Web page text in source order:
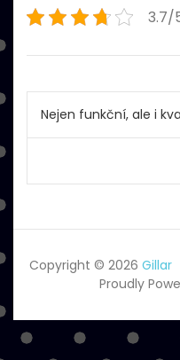
3.7/
Navigace
pro
Nejen funkční, ale i
Copyright © 2026 Gillar
Proudly